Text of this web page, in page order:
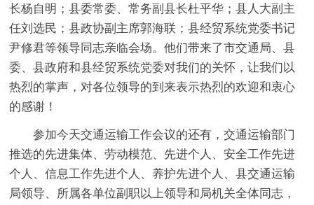
长杨自明；县委常委、常务副县长杜平华；县人大副主
任刘选民；县政协副主席郭海联；县经贸系统党委书记
尹修君等领导同志亲临会场。他们带来了市交通局、县
委、县政府和县经贸系统党委对我们的关怀，让我们以
热烈的掌声，对各位领导的到来表示热烈的欢迎和衷心
的感谢！
参加今天交通运输工作会议的还有，交通运输部门
推选的先进集体、劳动模范、先进个人、安全工作先进
个人、信息工作先进个人、养护先进个人、县交通运输
局领导、所属各单位副职以上领导和局机关全体同志，